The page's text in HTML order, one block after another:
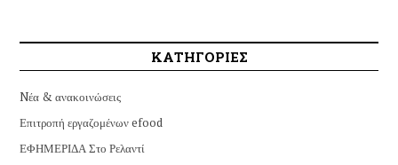
ΚΑΤΗΓΟΡΙΕΣ
Nέα & ανακοινώσεις
Επιτροπή εργαζομένων efood
ΕΦΗΜΕΡΙΔΑ Στο Ρελαντί